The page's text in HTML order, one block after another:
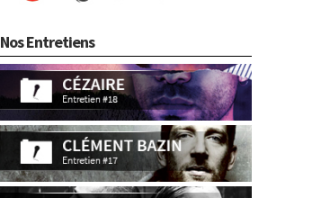
Nos Entretiens